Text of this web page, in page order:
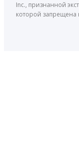
Inc., признанной
которой